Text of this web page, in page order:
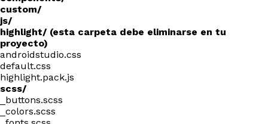
custom/
js/
highlight/ (esta carpeta debe eliminarse en tu
proyecto)
androidstudio.css
default.css
highlight.pack.js
scss/
_buttons.scss
_colors.scss